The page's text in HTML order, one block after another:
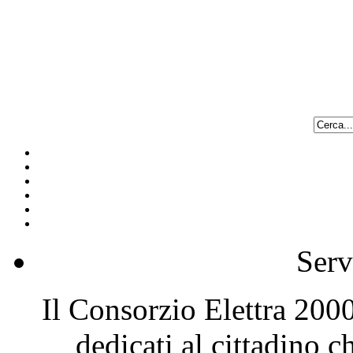
Il Consorzio Elettra
dedicati al cittadino